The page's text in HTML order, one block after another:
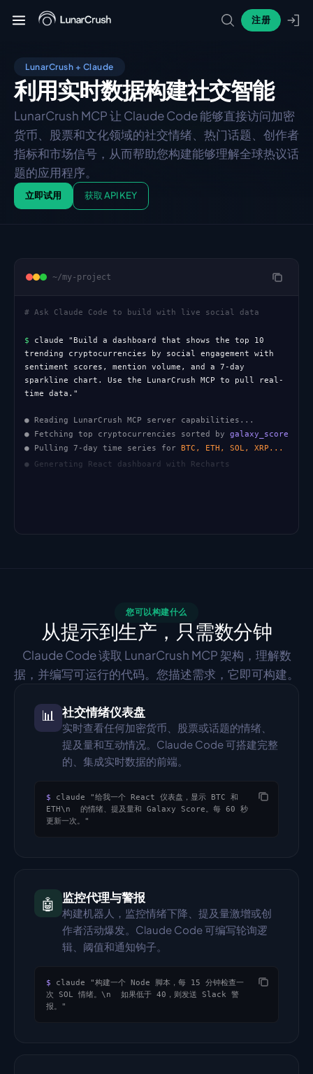
注册
LunarCrush + Claude
利用实时数据构建社交智能
LunarCrush MCP 让 Claude Code 能够直接访问加密
货币、股票和文化领域的社交情绪、热门话题、创作者
指标和市场信号，从而帮助您构建能够理解全球热议话
题的应用程序。
立即试用 获取 API KEY
~/my-project
# Ask Claude Code to build with live social data
$ claude "Build a dashboard that shows the top 10
trending cryptocurrencies by social engagement with
sentiment scores, mention volume, and a 7-day
sparkline chart. Use the LunarCrush MCP to pull real-
time data."
● Reading LunarCrush MCP server capabilities...
● Fetching top cryptocurrencies sorted by galaxy_score
● Pulling 7-day time series for BTC, ETH, SOL, XRP...
● Generating React dashboard with Recharts
您可以构建什么
从提示到生产，只需数分钟
Claude Code 读取 LunarCrush MCP 架构，理解数
据，并编写可运行的代码。您描述需求，它即可构建。
📊 社交情绪仪表盘
实时查看任何加密货币、股票或话题的情绪、
提及量和互动情况。Claude Code 可搭建完整
的、集成实时数据的前端。
$
claude "给我一个 React 仪表盘，显示 BTC 和
ETH\n  的情绪、提及量和 Galaxy Score。每 60 秒
更新一次。"
🤖 监控代理与警报
构建机器人，监控情绪下降、提及量激增或创
作者活动爆发。Claude Code 可编写轮询逻
辑、阈值和通知钩子。
$
claude "构建一个 Node 脚本，每 15 分钟检查一
次 SOL 情绪。\n  如果低于 40，则发送 Slack 警
报。"